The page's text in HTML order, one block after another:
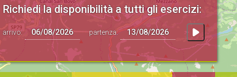
Richiedi la disponibilità a tutti gli esercizi:
arrivo: partenza: